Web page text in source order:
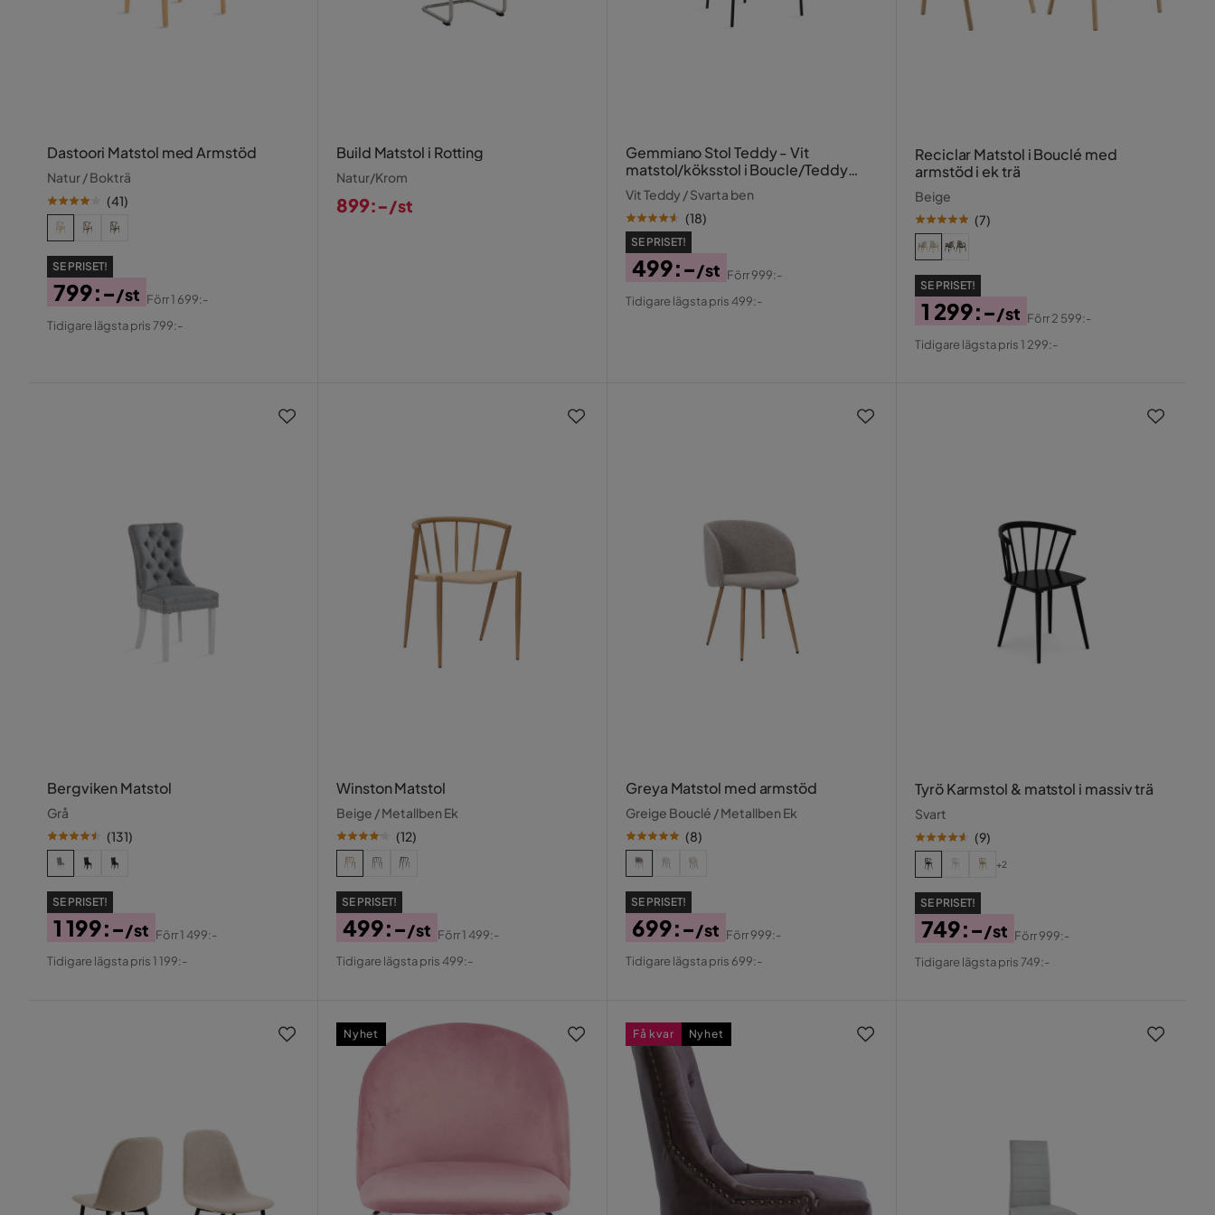
Dastoori Matstol med Armstöd
Natur / Bokträ
(41)
SE PRISET!
Pris
799:-/st
Original
Förr1 699:-
Tidigare lägsta pris 799:-
Build Matstol i Rotting
Natur/Krom
899:-/st
Gemmiano Stol Teddy - Vit
matstol/köksstol i Boucle/Teddy
med svarta metallben
Vit Teddy / Svarta ben
(18)
SE PRISET!
Pris
499:-/st
Original
Förr999:-
Tidigare lägsta pris 499:-
Reciclar Matstol i Bouclé med
armstöd i ek trä
Beige
(7)
SE PRISET!
Pris
1 299:-/st
Original
Förr2 599:-
Tidigare lägsta pris 1 299:-
Bergviken Matstol
Grå
(131)
SE PRISET!
Pris
1 199:-/st
Original
Förr1 499:-
Tidigare lägsta pris 1 199:-
Winston Matstol
Beige / Metallben Ek
(12)
SE PRISET!
Pris
499:-/st
Original
Förr1 499:-
Tidigare lägsta pris 499:-
Greya Matstol med armstöd
Greige Bouclé / Metallben Ek
(8)
SE PRISET!
Pris
699:-/st
Original
Förr999:-
Tidigare lägsta pris 699:-
Tyrö Karmstol & matstol i massiv trä
Svart
(9)
+2
SE PRISET!
Pris
749:-/st
Original
Förr999:-
Tidigare lägsta pris 749:-
Nyhet Få kvar Nyhet